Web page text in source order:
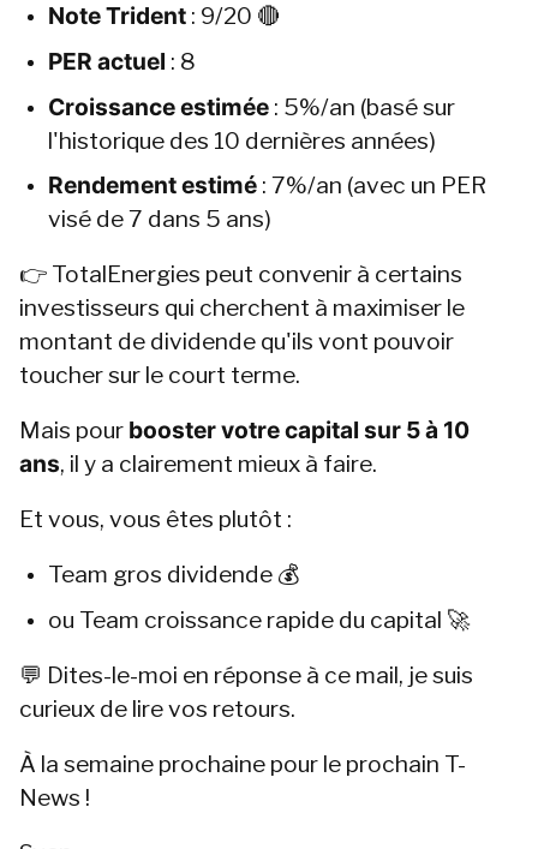
Note Trident : 9/20 🔴
PER actuel : 8
Croissance estimée : 5%/an (basé sur
l'historique des 10 dernières années)
Rendement estimé : 7%/an (avec un PER
visé de 7 dans 5 ans)
👉 TotalEnergies peut convenir à certains
investisseurs qui cherchent à maximiser le
montant de dividende qu'ils vont pouvoir
toucher sur le court terme.
Mais pour booster votre capital sur 5 à 10
ans, il y a clairement mieux à faire.
Et vous, vous êtes plutôt :
Team gros dividende 💰
ou Team croissance rapide du capital 🚀
💬 Dites-le-moi en réponse à ce mail, je suis
curieux de lire vos retours.
À la semaine prochaine pour le prochain T-
News !